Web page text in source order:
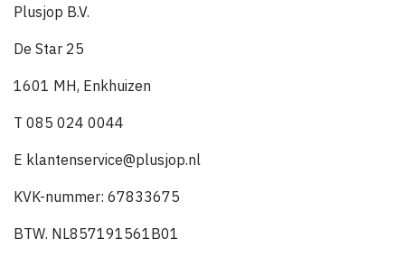
Plusjop B.V.
De Star 25
1601 MH, Enkhuizen
T 085 024 0044
E klantenservice@plusjop.nl
KVK-nummer: 67833675
BTW. NL857191561B01